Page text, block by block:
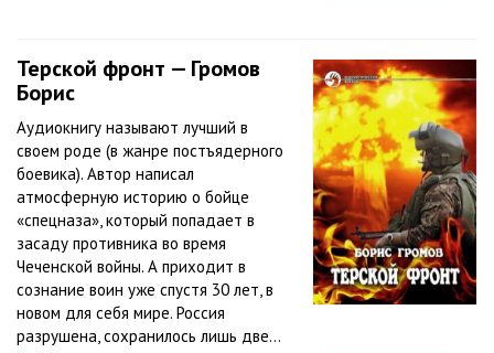
Терской фронт — Громов
Борис
Аудиокнигу называют лучший в
своем роде (в жанре постъядерного
боевика). Автор написал
атмосферную историю о бойце
«спецназа», который попадает в
засаду противника во время
Чеченской войны. А приходит в
сознание воин уже спустя 30 лет, в
новом для себя мире. Россия
разрушена, сохранилось лишь две...